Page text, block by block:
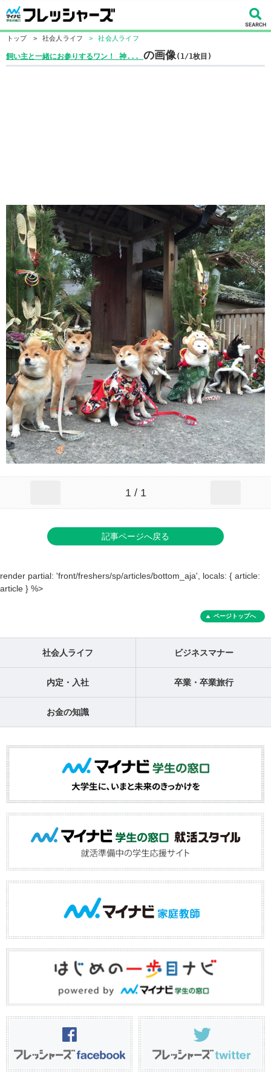
トップ > 社会人ライフ > 社会人ライフ
飼い主と一緒にお参りするワン！ 神... の画像(1/1枚目)
1 / 1
記事ページへ戻る
render partial: 'front/freshers/sp/articles/bottom_aja', locals: { article:
article } %>
ページトップへ
社会人ライフ ビジネスマナー
内定・入社 卒業・卒業旅行
お金の知識